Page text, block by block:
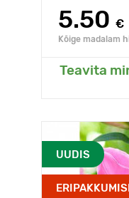
5.50 €
Kõige madalam
Teavita
UUDIS